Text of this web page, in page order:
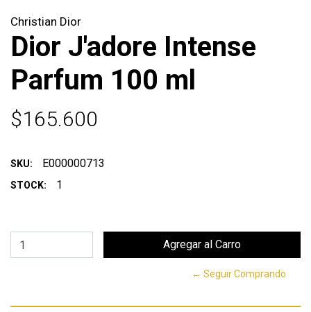
Christian Dior
Dior J'adore Intense
Parfum 100 ml
$165.600
SKU: E000000713
STOCK: 1
← Seguir Comprando